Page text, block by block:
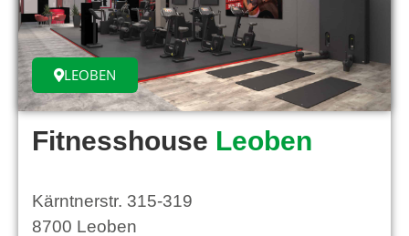
LEOBEN
Fitnesshouse Leoben
Kärntnerstr. 315-319
8700 Leoben